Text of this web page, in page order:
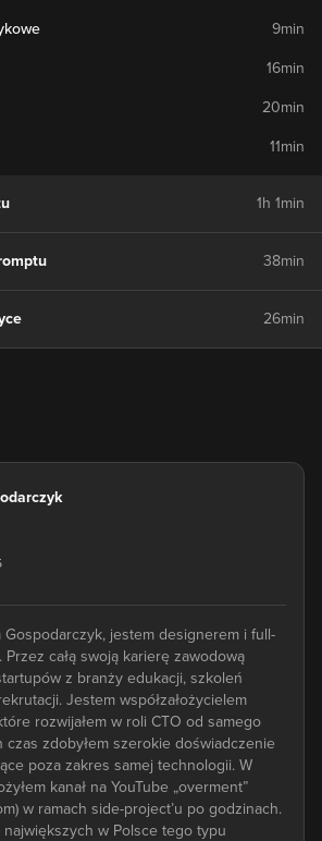
9min
16min
20min
11min
1h 1min
38min
26min
Gospodarczyk, jestem designerem i full-
całą swoją karierę zawodową
z branży edukacji, szkoleń
Jestem współzałożycielem
rozwijałem w roli CTO od samego
czas zdobyłem szerokie doświadczenie
poza zakres samej technologii. W
kanał na YouTube „overment”
w ramach side-project’u po godzinach.
w Polsce tego typu